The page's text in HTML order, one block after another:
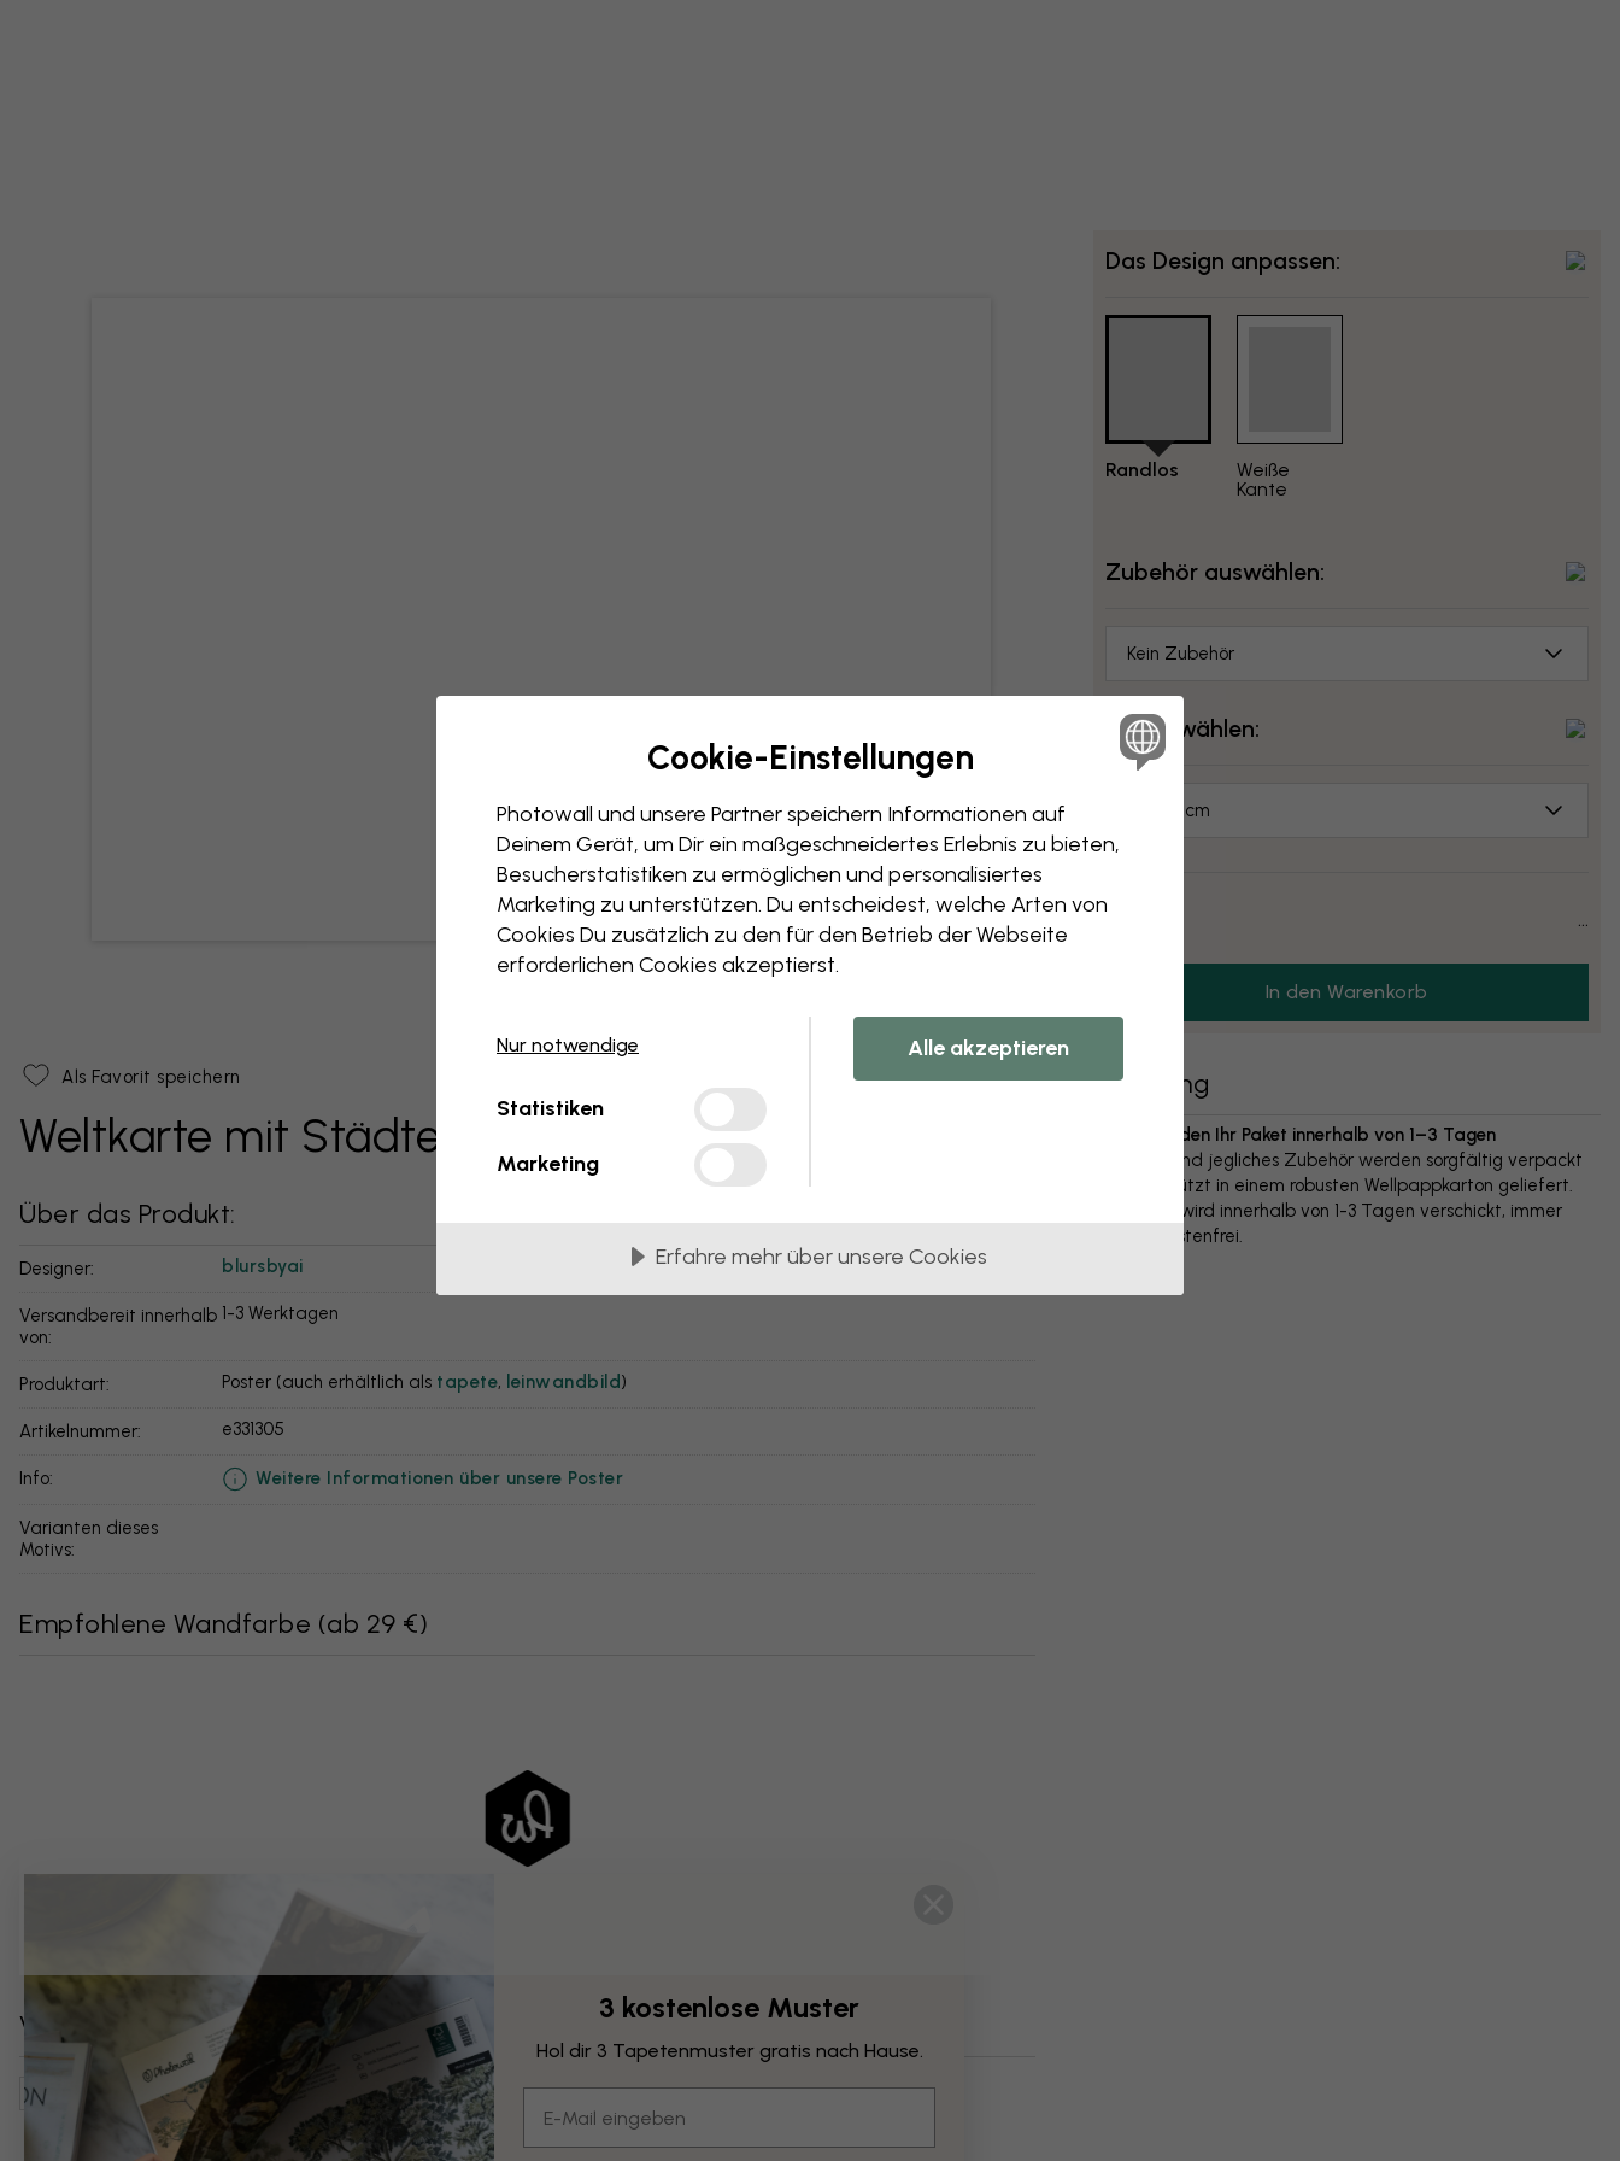
Das Design anpassen:
Randlos
Weiße
Kante
Zubehör auswählen:
Kein Zubehör
Größe wählen:
70x50 cm
Preis: ...
In den Warenkorb
Als Favorit speichern
Weltkarte mit Städten V
Über das Produkt:
Designer: blursbyai
Versandbereit innerhalb
von:
1-3 Werktagen
Produktart: Poster (auch erhältlich als tapete, leinwandbild)
Artikelnummer: e331305
info: Weitere Informationen über unsere Poster
Varianten dieses
Motivs:
Empfohlene Wandfarbe (ab 29 €)
Verwandte Kategorien
Karten, Flaggen, Orte Weltkarten Kunst & Design Illustrationen Grün Karten
Lieferung
Wir versenden Ihr Paket innerhalb von 1–3 Tagen
Ihr Poster und jegliches Zubehör werden sorgfältig verpackt
und geschützt in einem robusten Wellpappkarton geliefert.
Das Paket wird innerhalb von 1-3 Tagen verschickt, immer
versandkostenfrei.
3 kostenlose Muster
Hol dir 3 Tapetenmuster gratis nach Hause.
Cookie-Einstellungen
Photowall und unsere Partner speichern Informationen auf
Deinem Gerät, um Dir ein maßgeschneidertes Erlebnis zu bieten,
Besucherstatistiken zu ermöglichen und personalisiertes
Marketing zu unterstützen. Du entscheidest, welche Arten von
Cookies Du zusätzlich zu den für den Betrieb der Webseite
erforderlichen Cookies akzeptierst.
Nur notwendige
Statistiken
Marketing
Alle akzeptieren
Erfahre mehr über unsere Cookies